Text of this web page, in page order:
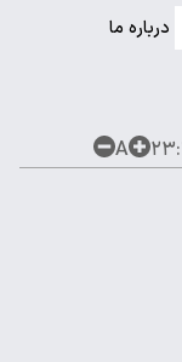
درباره ما
A